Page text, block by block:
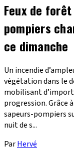
Feux de
pompiers
ce dimanche
Un incendie
végétation dans le
mobilisant
progression. Grâce
sapeurs-pompiers
nuit de s...
ParHervé